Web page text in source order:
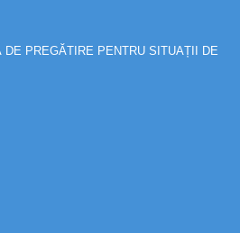
DE PREGĂTIRE PENTRU SITUAȚII DE